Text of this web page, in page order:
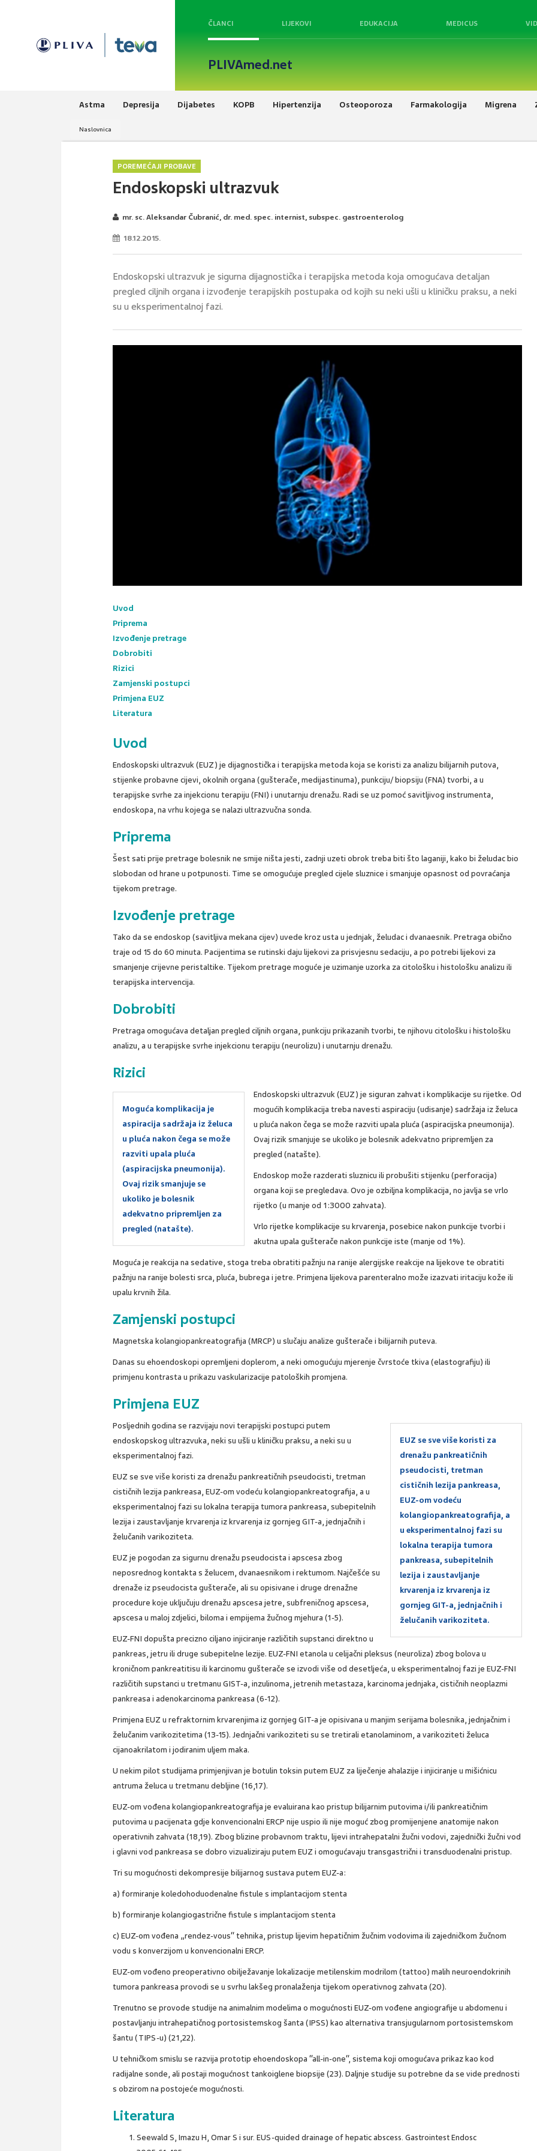
ČLANCI LIJEKOVI EDUKACIJA MEDICUS
PLIVAmed.net
Astma Depresija Dijabetes KOPB Hipertenzija Osteoporoza Farmakologija Migrena
Naslovnica
POREMEĆAJI PROBAVE
Endoskopski ultrazvuk
mr. sc. Aleksandar Čubranić, dr. med. spec. internist, subspec. gastroenterolog
18.12.2015.
Endoskopski ultrazvuk je sigurna dijagnostička i terapijska metoda koja omogućava detaljan
pregled ciljnih organa i izvođenje terapijskih postupaka od kojih su neki ušli u kliničku praksu, a neki
su u eksperimentalnoj fazi.
Uvod
Priprema
Izvođenje pretrage
Dobrobiti
Rizici
Zamjenski postupci
Primjena EUZ
Literatura
Uvod
Endoskopski ultrazvuk (EUZ) je dijagnostička i terapijska metoda koja se koristi za analizu bilijarnih putova,
stijenke probavne cijevi, okolnih organa (gušterače, medijastinuma), punkciju/ biopsiju (FNA) tvorbi, a u
terapijske svrhe za injekcionu terapiju (FNI) i unutarnju drenažu. Radi se uz pomoć savitljivog instrumenta,
endoskopa, na vrhu kojega se nalazi ultrazvučna sonda.
Priprema
Šest sati prije pretrage bolesnik ne smije ništa jesti, zadnji uzeti obrok treba biti što laganiji, kako bi želudac bio
slobodan od hrane u potpunosti. Time se omogućuje pregled cijele sluznice i smanjuje opasnost od povraćanja
tijekom pretrage.
Izvođenje pretrage
Tako da se endoskop (savitljiva mekana cijev) uvede kroz usta u jednjak, želudac i dvanaesnik. Pretraga obično
traje od 15 do 60 minuta. Pacijentima se rutinski daju lijekovi za prisvjesnu sedaciju, a po potrebi lijekovi za
smanjenje crijevne peristaltike. Tijekom pretrage moguće je uzimanje uzorka za citološku i histološku analizu ili
terapijska intervencija.
Dobrobiti
Pretraga omogućava detaljan pregled ciljnih organa, punkciju prikazanih tvorbi, te njihovu citološku i histološku
analizu, a u terapijske svrhe injekcionu terapiju (neurolizu) i unutarnju drenažu.
Rizici
Moguća komplikacija je
aspiracija sadržaja iz želuca
u pluća nakon čega se može
razviti upala pluća
(aspiracijska pneumonija).
Ovaj rizik smanjuje se
ukoliko je bolesnik
adekvatno pripremljen za
pregled (natašte).
Endoskopski ultrazvuk (EUZ) je siguran zahvat i komplikacije su rijetke. Od
mogućih komplikacija treba navesti aspiraciju (udisanje) sadržaja iz želuca
u pluća nakon čega se može razviti upala pluća (aspiracijska pneumonija).
Ovaj rizik smanjuje se ukoliko je bolesnik adekvatno pripremljen za
pregled (natašte).
Endoskop može razderati sluznicu ili probušiti stijenku (perforacija)
organa koji se pregledava. Ovo je ozbiljna komplikacija, no javlja se vrlo
rijetko (u manje od 1:3000 zahvata).
Vrlo rijetke komplikacije su krvarenja, posebice nakon punkcije tvorbi i
akutna upala gušterače nakon punkcije iste (manje od 1%).
Moguća je reakcija na sedative, stoga treba obratiti pažnju na ranije alergijske reakcije na lijekove te obratiti
pažnju na ranije bolesti srca, pluća, bubrega i jetre. Primjena lijekova parenteralno može izazvati iritaciju kože ili
upalu krvnih žila.
Zamjenski postupci
Magnetska kolangiopankreatografija (MRCP) u slučaju analize gušterače i bilijarnih puteva.
Danas su ehoendoskopi opremljeni doplerom, a neki omogućuju mjerenje čvrstoće tkiva (elastografiju) ili
primjenu kontrasta u prikazu vaskularizacije patoloških promjena.
Primjena EUZ
EUZ se sve više koristi za
drenažu pankreatičnih
pseudocisti, tretman
cističnih lezija pankreasa,
EUZ-om vodeću
kolangiopankreatografija, a
u eksperimentalnoj fazi su
lokalna terapija tumora
pankreasa, subepitelnih
lezija i zaustavljanje
krvarenja iz krvarenja iz
gornjeg GIT-a, jednjačnih i
želučanih varikoziteta.
Posljednih godina se razvijaju novi terapijski postupci putem
endoskopskog ultrazvuka, neki su ušli u kliničku praksu, a neki su u
eksperimentalnoj fazi.
EUZ se sve više koristi za drenažu pankreatičnih pseudocisti, tretman
cističnih lezija pankreasa, EUZ-om vodeću kolangiopankreatografija, a u
eksperimentalnoj fazi su lokalna terapija tumora pankreasa, subepitelnih
lezija i zaustavljanje krvarenja iz krvarenja iz gornjeg GIT-a, jednjačnih i
želučanih varikoziteta.
EUZ je pogodan za sigurnu drenažu pseudocista i apscesa zbog
neposrednog kontakta s želucem, dvanaesnikom i rektumom. Najčešće su
drenaže iz pseudocista gušterače, ali su opisivane i druge drenažne
procedure koje uključuju drenažu apscesa jetre, subfreničnog apscesa,
apscesa u maloj zdjelici, biloma i empijema žučnog mjehura (1-5).
EUZ-FNI dopušta precizno ciljano injiciranje različitih supstanci direktno u
pankreas, jetru ili druge subepitelne lezije. EUZ-FNI etanola u celijačni pleksus (neuroliza) zbog bolova u
kroničnom pankreatitisu ili karcinomu gušterače se izvodi više od desetljeća, u eksperimentalnoj fazi je EUZ-FNI
različitih supstanci u tretmanu GIST-a, inzulinoma, jetrenih metastaza, karcinoma jednjaka, cističnih neoplazmi
pankreasa i adenokarcinoma pankreasa (6-12).
Primjena EUZ u refraktornim krvarenjima iz gornjeg GIT-a je opisivana u manjim serijama bolesnika, jednjačnim i
želučanim varikozitetima (13-15). Jednjačni varikoziteti su se tretirali etanolaminom, a varikoziteti želuca
cijanoakrilatom i jodiranim uljem maka.
U nekim pilot studijama primjenjivan je botulin toksin putem EUZ za liječenje ahalazije i injiciranje u mišićnicu
antruma želuca u tretmanu debljine (16,17).
EUZ-om vođena kolangiopankreatografija je evaluirana kao pristup bilijarnim putovima i/ili pankreatičnim
putovima u pacijenata gdje konvencionalni ERCP nije uspio ili nije moguć zbog promijenjene anatomije nakon
operativnih zahvata (18,19). Zbog blizine probavnom traktu, lijevi intrahepatalni žučni vodovi, zajednički žučni vod
i glavni vod pankreasa se dobro vizualiziraju putem EUZ i omogućavaju transgastrični i transduodenalni pristup.
Tri su mogućnosti dekompresije bilijarnog sustava putem EUZ-a:
a) formiranje koledohoduodenalne fistule s implantacijom stenta
b) formiranje kolangiogastrične fistule s implantacijom stenta
c) EUZ-om vođena „rendez-vous“ tehnika, pristup lijevim hepatičnim žučnim vodovima ili zajedničkom žučnom
vodu s konverzijom u konvencionalni ERCP.
EUZ-om vođeno preoperativno obilježavanje lokalizacije metilenskim modrilom (tattoo) malih neuroendokrinih
tumora pankreasa provodi se u svrhu lakšeg pronalaženja tijekom operativnog zahvata (20).
Trenutno se provode studije na animalnim modelima o mogućnosti EUZ-om vođene angiografije u abdomenu i
postavljanju intrahepatičnog portosistemskog šanta (IPSS) kao alternativa transjugularnom portosistemskom
šantu (TIPS-u) (21,22).
U tehničkom smislu se razvija prototip ehoendoskopa “all-in-one“, sistema koji omogućava prikaz kao kod
radijalne sonde, ali postaji mogućnost tankoiglene biopsije (23). Daljnje studije su potrebne da se vide prednosti
s obzirom na postojeće mogućnosti.
Literatura
Seewald S, Imazu H, Omar S i sur. EUS-quided drainage of hepatic abscess. Gastrointest Endosc